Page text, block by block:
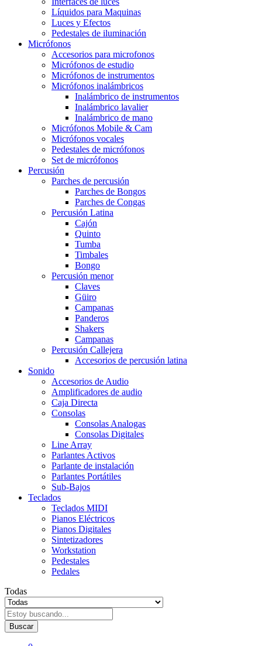
Líquidos para Maquinas
Luces y Efectos
Pedestales de iluminación
Micrófonos
Accesorios para microfonos
Micrófonos de estudio
Micrófonos de instrumentos
Micrófonos inalámbricos
Inalámbrico de instrumentos
Inalámbrico lavalier
Inalámbrico de mano
Micrófonos Mobile & Cam
Micrófonos vocales
Pedestales de micrófonos
Set de micrófonos
Percusión
Parches de percusión
Parches de Bongos
Parches de Congas
Percusión Latina
Cajón
Quinto
Tumba
Timbales
Bongo
Percusión menor
Claves
Güiro
Campanas
Panderos
Shakers
Campanas
Percusión Callejera
Accesorios de percusión latina
Sonido
Accesorios de Audio
Amplificadores de audio
Caja Directa
Consolas
Consolas Analogas
Consolas Digitales
Line Array
Parlantes Activos
Parlante de instalación
Parlantes Portátiles
Sub-Bajos
Teclados
Teclados MIDI
Pianos Eléctricos
Pianos Digitales
Sintetizadores
Workstation
Pedestales
Pedales
Todas
Buscar